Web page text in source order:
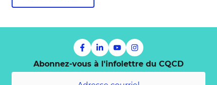
Abonnez-vous à l'infolettre du CQCD